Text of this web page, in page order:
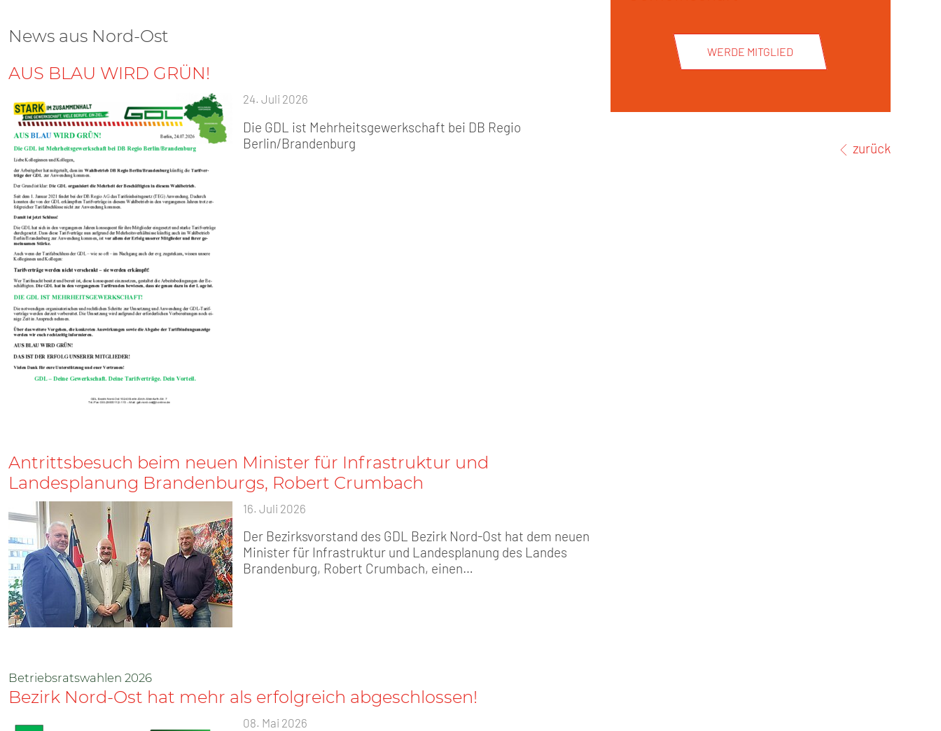
News aus Nord-Ost
AUS BLAU WIRD GRÜN!
24. Juli 2026
Die GDL ist Mehrheitsgewerkschaft bei DB Regio
Berlin/Brandenburg
Antrittsbesuch beim neuen Minister für Infrastruktur und
Landesplanung Brandenburgs, Robert Crumbach
16. Juli 2026
Der Bezirksvorstand des GDL Bezirk Nord-Ost hat dem neuen
Minister für Infrastruktur und Landesplanung des Landes
Brandenburg, Robert Crumbach, einen…
Betriebsratswahlen 2026
Bezirk Nord-Ost hat mehr als erfolgreich abgeschlossen!
08. Mai 2026
WERDE MITGLIED
zurück